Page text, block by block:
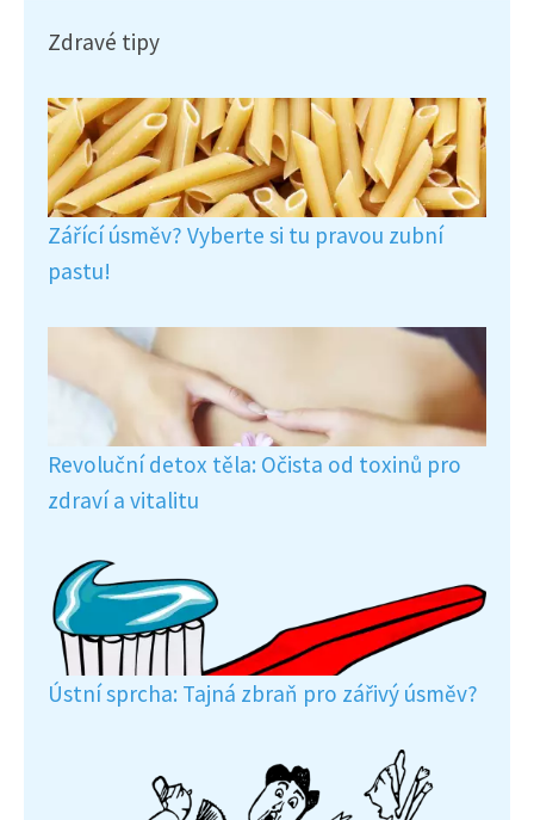
Zdravé tipy
Zářící úsměv? Vyberte si tu pravou zubní
pastu!
Revoluční detox těla: Očista od toxinů pro
zdraví a vitalitu
Ústní sprcha: Tajná zbraň pro zářivý úsměv?